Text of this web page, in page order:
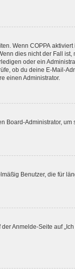
Wenn COPPA aktiviert
dies nicht der Fall ist,
oder ein
ob du deine E-Mail-
einen Administrator.
Board-Administrator,
Benutzer, die für
Anmelde-Seite auf